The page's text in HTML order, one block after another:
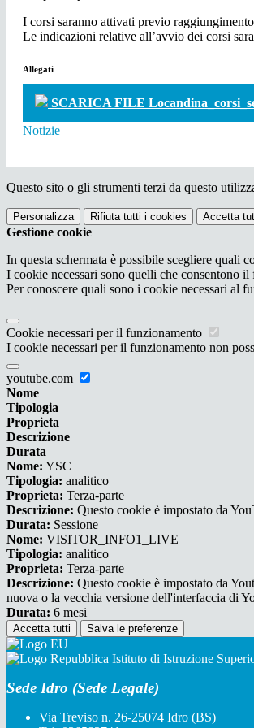
I corsi saranno attivati previo
Le indicazioni relative all’avvio dei corsi
Allegati
SCARICA FILE
Notizie
Questo sito o gli strumenti terzi da questo
Personalizza Rifiuta tutti i cookies Accetta
Gestione cookie
In questa schermata è possibile scegliere quali
I cookie necessari sono quelli che consentono
Per conoscere quali sono i cookie necessari al
Cookie necessari per il funzionamento
I cookie necessari per il funzionamento non
youtube.com
Nome
Tipologia
Proprieta
Descrizione
Durata
Nome: YSC
Tipologia: analitico
Proprieta: Terza-parte
Descrizione: Questo cookie è impostato da
Durata: Sessione
Nome: VISITOR_INFO1_LIVE
Tipologia: analitico
Proprieta: Terza-parte
Descrizione: Questo cookie è impostato da
nuova o la vecchia versione dell'interfaccia di
Durata: 6 mesi
Accetta tutti Salva le preferenze
Istituto di Istruzione
Sede Idro (Sede Legale)
Via Treviso n. 26-25074 Idro (BS)